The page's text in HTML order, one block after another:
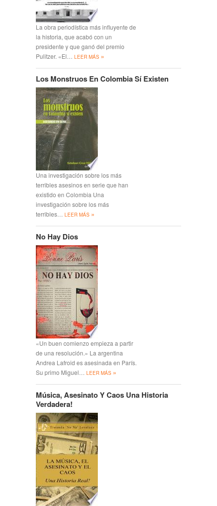
La obra periodística más influyente de
la historia, que acabó con un
presidente y que ganó del premio
Pulitzer. «El…
LEER MÁS »
Los Monstruos En Colombia Sí Existen
Una investigación sobre los más
terribles asesinos en serie que han
existido en Colombia Una
investigación sobre los más
terribles…
LEER MÁS »
No Hay Dios
«Un buen comienzo empieza a partir
de una resolución.» La argentina
Andrea Lafroid es asesinada en París.
Su primo Miguel…
LEER MÁS »
Música, Asesinato Y Caos Una Historia
Verdadera!